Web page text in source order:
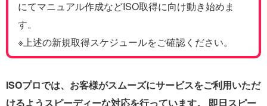
にてマニュアル作成などISO取得に向け動き始めま
す。
※上述の新規取得スケジュールをご確認ください。
ISOプロでは、お客様がスムーズにサービスをご利用いただ
けるようスピーディーな対応を行っています。 即日スピー